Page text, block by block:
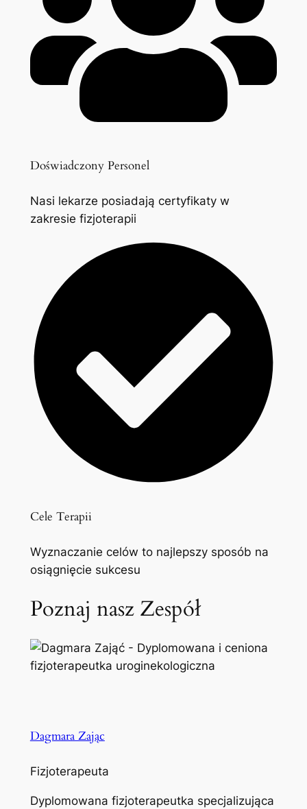
Doświadczony Personel
Nasi lekarze posiadają certyfikaty w
zakresie fizjoterapii
Cele Terapii
Wyznaczanie celów to najlepszy sposób na
osiągnięcie sukcesu
Poznaj nasz Zespół
Dagmara Zając
Fizjoterapeuta
Dyplomowana fizjoterapeutka specjalizująca